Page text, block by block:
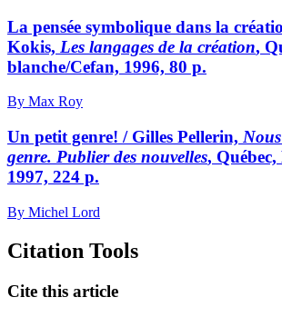
La pensée symbolique dans la
Kokis, Les langages de la création,
blanche/Cefan, 1996, 80 p.
By Max Roy
Un petit genre! / Gilles Pellerin,
genre. Publier des nouvelles, Québec,
1997, 224 p.
By Michel Lord
Citation Tools
Cite this article